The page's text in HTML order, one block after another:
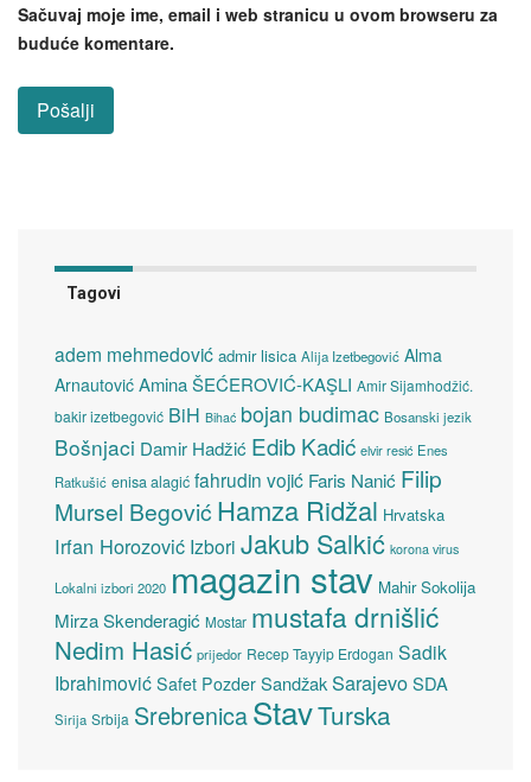
Sačuvaj moje ime, email i web stranicu u ovom browseru za
buduće komentare.
Tagovi
adem mehmedović admir lisica Alija Izetbegović Alma
Arnautović Amina ŠEĆEROVIĆ-KAŞLI Amir Sijamhodžić.
bakir izetbegović BiH Bihać bojan budimac Bosanski jezik
Bošnjaci Damir Hadžić Edib Kadić elvir resić Enes
Ratkušić enisa alagić fahrudin vojić Faris Nanić Filip
Mursel Begović Hamza Ridžal Hrvatska
Irfan Horozović Izbori Jakub Salkić korona virus
Lokalni izbori 2020 magazin stav Mahir Sokolija
Mirza Skenderagić Mostar mustafa drnišlić
Nedim Hasić prijedor Recep Tayyip Erdogan Sadik
Ibrahimović Safet Pozder SandžakSarajevoSDA
Sirija Srbija SrebrenicaStavTurska